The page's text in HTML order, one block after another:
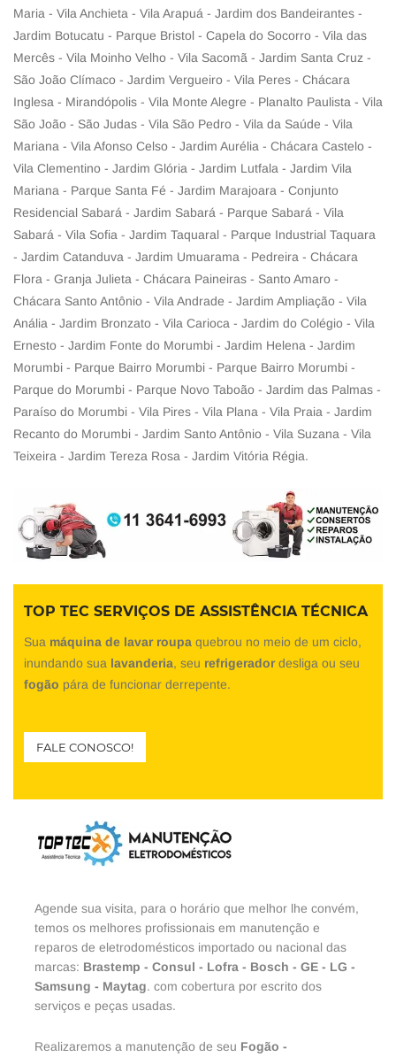
Maria - Vila Anchieta - Vila Arapuá - Jardim dos Bandeirantes -
Jardim Botucatu - Parque Bristol - Capela do Socorro - Vila das
Mercês - Vila Moinho Velho - Vila Sacomã - Jardim Santa Cruz -
São João Clímaco - Jardim Vergueiro - Vila Peres - Chácara
Inglesa - Mirandópolis - Vila Monte Alegre - Planalto Paulista - Vila
São João - São Judas - Vila São Pedro - Vila da Saúde - Vila
Mariana - Vila Afonso Celso - Jardim Aurélia - Chácara Castelo -
Vila Clementino - Jardim Glória - Jardim Lutfala - Jardim Vila
Mariana - Parque Santa Fé - Jardim Marajoara - Conjunto
Residencial Sabará - Jardim Sabará - Parque Sabará - Vila
Sabará - Vila Sofia - Jardim Taquaral - Parque Industrial Taquara
- Jardim Catanduva - Jardim Umuarama - Pedreira - Chácara
Flora - Granja Julieta - Chácara Paineiras - Santo Amaro -
Chácara Santo Antônio - Vila Andrade - Jardim Ampliação - Vila
Anália - Jardim Bronzato - Vila Carioca - Jardim do Colégio - Vila
Ernesto - Jardim Fonte do Morumbi - Jardim Helena - Jardim
Morumbi - Parque Bairro Morumbi - Parque Bairro Morumbi -
Parque do Morumbi - Parque Novo Taboão - Jardim das Palmas -
Paraíso do Morumbi - Vila Pires - Vila Plana - Vila Praia - Jardim
Recanto do Morumbi - Jardim Santo Antônio - Vila Suzana - Vila
Teixeira - Jardim Tereza Rosa - Jardim Vitória Régia.
TOP TEC SERVIÇOS DE ASSISTÊNCIA TÉCNICA
Sua máquina de lavar roupa quebrou no meio de um ciclo,
inundando sua lavanderia, seu refrigeradordesliga ou seu
fogão pára de funcionar derrepente.
FALE CONOSCO!
Agende sua visita, para o horário que melhor lhe convém,
temos os melhores profissionais em manutenção e
reparos de eletrodomésticos importado ou nacional das
marcas: Brastemp - Consul - Lofra - Bosch - GE - LG -
Samsung - Maytag. com cobertura por escrito dos
serviços e peças usadas.
Realizaremos a manutenção de seu Fogão -